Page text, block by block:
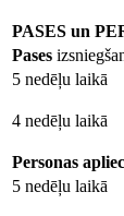
PASES un
Pases
5 nedēļu laikā
4 nedēļu laikā
Personas
5 nedēļu laikā